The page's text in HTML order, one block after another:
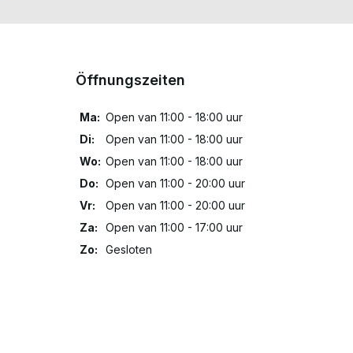
Öffnungszeiten
Ma: Open van 11:00 - 18:00 uur
Di:
Open van 11:00 - 18:00 uur
Wo: Open van 11:00 - 18:00 uur
Do: Open van 11:00 - 20:00 uur
Vr:
Open van 11:00 - 20:00 uur
Za:
Open van 11:00 - 17:00 uur
Zo:
Gesloten